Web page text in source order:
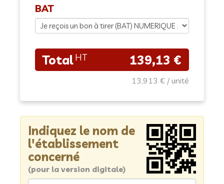
BAT
139,13 €
13,913 €
Indiquez le nom de
l'établissement
concerné
(pour la version digitale)